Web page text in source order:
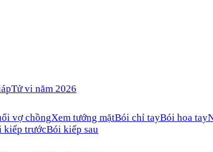
Tử vi năm 2026
vợ chồngXem tướng mặtBói chỉ tayBói hoa tay
kiếp trướcBói kiếp sau